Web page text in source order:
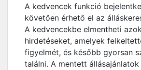
A kedvencek funkció
követően érhető el az
A kedvencekbe elmentheti
hirdetéseket, amelyek
figyelmét, és később gyorsan
találni. A mentett